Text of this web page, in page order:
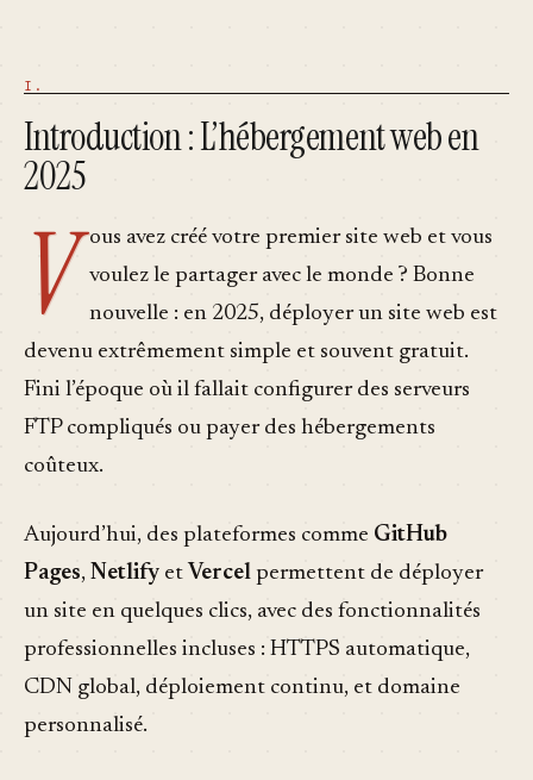
Introduction : L’hébergement web en
2025
V ous avez créé votre premier site web et vous
voulez le partager avec le monde ? Bonne
nouvelle : en 2025, déployer un site web est
devenu extrêmement simple et souvent gratuit.
Fini l’époque où il fallait configurer des serveurs
FTP compliqués ou payer des hébergements
coûteux.
Aujourd’hui, des plateformes comme GitHub
Pages, Netlify et Vercel permettent de déployer
un site en quelques clics, avec des fonctionnalités
professionnelles incluses : HTTPS automatique,
CDN global, déploiement continu, et domaine
personnalisé.